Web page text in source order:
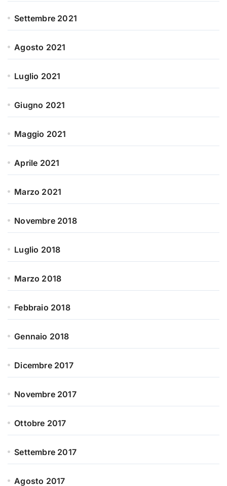
Settembre 2021
Agosto 2021
Luglio 2021
Giugno 2021
Maggio 2021
Aprile 2021
Marzo 2021
Novembre 2018
Luglio 2018
Marzo 2018
Febbraio 2018
Gennaio 2018
Dicembre 2017
Novembre 2017
Ottobre 2017
Settembre 2017
Agosto 2017